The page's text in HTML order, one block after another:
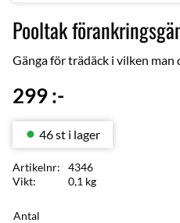
Pooltak
Gänga för trädäck i vilken
299:-
Antal
46 st i lager
Artikelnr
4346
Vikt
0,1 kg